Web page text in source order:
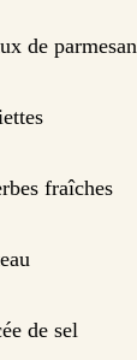
de parmesan
fraîches
de sel